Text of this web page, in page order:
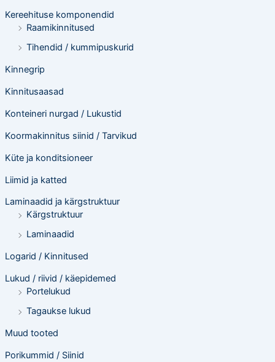
Kereehituse komponendid
Raamikinnitused
Tihendid / kummipuskurid
Kinnegrip
Kinnitusaasad
Konteineri nurgad / Lukustid
Koormakinnitus siinid / Tarvikud
Küte ja konditsioneer
Liimid ja katted
Laminaadid ja kärgstruktuur
Kärgstruktuur
Laminaadid
Logarid / Kinnitused
Lukud / riivid / käepidemed
Portelukud
Tagaukse lukud
Muud tooted
Porikummid / Siinid